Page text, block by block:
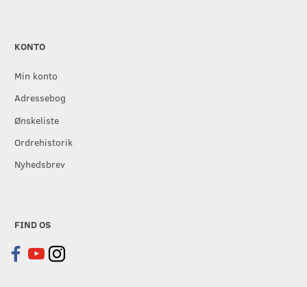
KONTO
Min konto
Adressebog
Ønskeliste
Ordrehistorik
Nyhedsbrev
FIND OS